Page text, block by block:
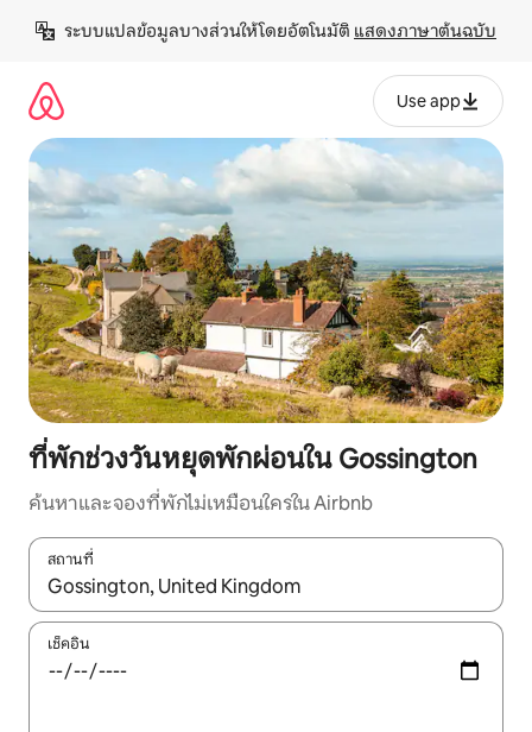
เนื้อหา
ระบบแปลข้อมูลบางส่วนให้โดยอัตโนมัติ แสดงภาษาต้นฉบับ
Use app
ที่พักช่วงวันหยุดพักผ่อนใน Gossington
ค้นหาและจองที่พักไม่เหมือนใครใน Airbnb
สถานที่
ใช้ลูกศรขึ้นลง หรือใช้การสัมผัสหรือปัด เพื่อสำรวจผลการค้นหา
เช็คอิน